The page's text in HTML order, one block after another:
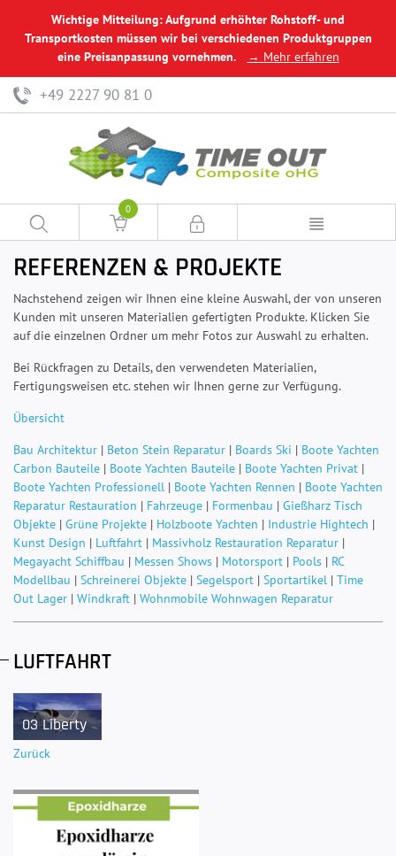
Wichtige Mitteilung: Aufgrund erhöhter Rohstoff- und
Transportkosten müssen wir bei verschiedenen Produktgruppen
eine Preisanpassung vornehmen.
→ Mehr erfahren
+49 2227 90 81 0
0
REFERENZEN & PROJEKTE
Nachstehend zeigen wir Ihnen eine kleine Auswahl, der von unseren
Kunden mit unseren Materialien gefertigten Produkte. Klicken Sie
auf die einzelnen Ordner um mehr Fotos zur Auswahl zu erhalten.
Bei Rückfragen zu Details, den verwendeten Materialien,
Fertigungsweisen etc. stehen wir Ihnen gerne zur Verfügung.
Übersicht
Bau Architektur | Beton Stein Reparatur | Boards Ski | Boote Yachten
Carbon Bauteile | Boote Yachten Bauteile | Boote Yachten Privat |
Boote Yachten Professionell | Boote Yachten Rennen | Boote Yachten
Reparatur Restauration | Fahrzeuge | Formenbau | Gießharz Tisch
Objekte | Grüne Projekte | Holzboote Yachten | Industrie Hightech |
Kunst Design | Luftfahrt | Massivholz Restauration Reparatur |
Megayacht Schiffbau | Messen Shows | Motorsport | Pools | RC
Modellbau | Schreinerei Objekte | Segelsport | Sportartikel | Time
Out Lager | Windkraft | Wohnmobile Wohnwagen Reparatur
LUFTFAHRT
03 Liberty
Zurück